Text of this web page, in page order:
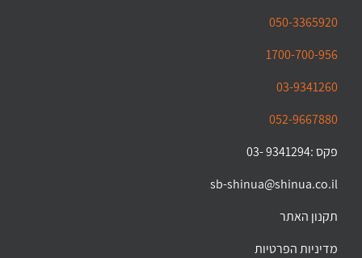
050-3365920
1700-700-956
03-9341260
052-9667880
פקס :9341294 -03
sb-shinua@shinua.co.il
תקנון האתר
מדיניות הפרטיות